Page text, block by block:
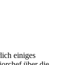
einiges